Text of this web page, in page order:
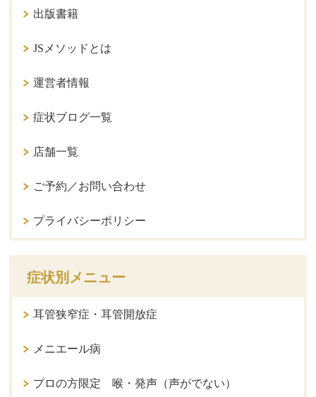
出版書籍
JSメソッドとは
運営者情報
症状ブログ一覧
店舗一覧
ご予約／お問い合わせ
プライバシーポリシー
症状別メニュー
耳管狭窄症・耳管開放症
メニエール病
プロの方限定 喉・発声（声がでない）